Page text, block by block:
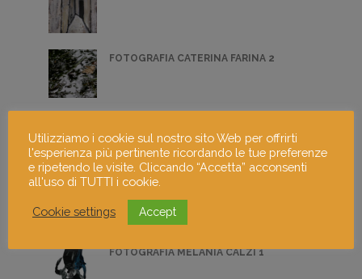
FOTOGRAFIA CATERINA FARINA 2
IN DIGESTIONE
FOTOGRAFIA MELANIA CALZI 1
Utilizziamo i cookie sul nostro sito Web per offrirti
l'esperienza più pertinente ricordando le tue preferenze
e ripetendo le visite. Cliccando “Accetta” acconsenti
all'uso di TUTTI i cookie.
Cookie settings Accept